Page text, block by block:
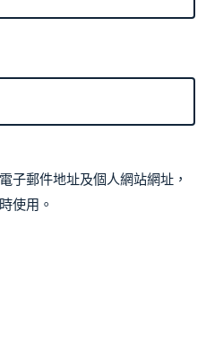
子郵件地址及個人網站網址，
使用。